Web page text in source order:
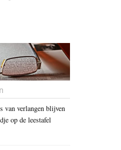
van verlangen blijven
op de leestafel